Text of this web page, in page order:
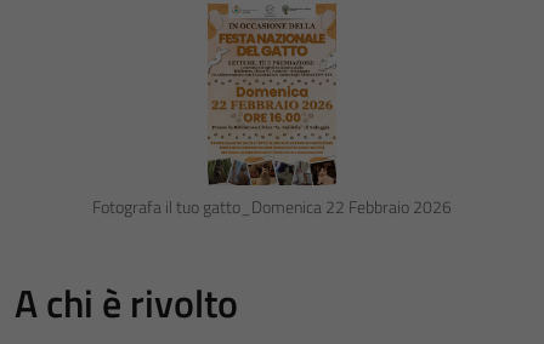
Fotografa il tuo gatto_Domenica 22 Febbraio 2026
A chi è rivolto